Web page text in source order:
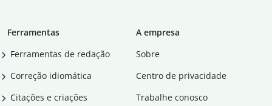
Ferramentas
Ferramentas de redação
Correção idiomática
Citações e criações
A empresa
Sobre
Centro de privacidade
Trabalhe conosco